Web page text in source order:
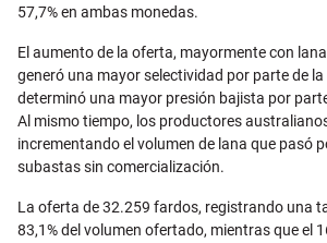
57,7% en ambas monedas.
El aumento de la oferta, mayormente con
generó una mayor selectividad por parte de
determinó una mayor presión bajista por
Al mismo tiempo, los productores
incrementando el volumen de lana que pasó
subastas sin comercialización.
La oferta de 32.259 fardos, registrando una
83,1% del volumen ofertado, mientras que el